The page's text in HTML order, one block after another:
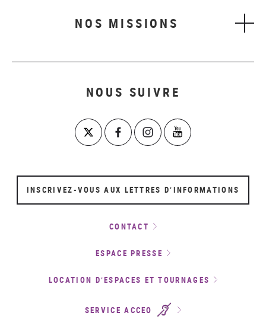
NOS MISSIONS
NOUS SUIVRE
INSCRIVEZ-VOUS AUX LETTRES D’INFORMATIONS
CONTACT
ESPACE PRESSE
LOCATION D’ESPACES ET TOURNAGES
SERVICE ACCEO